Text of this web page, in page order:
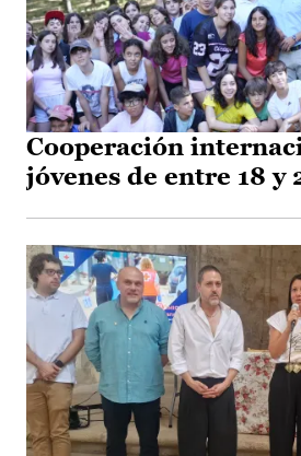
Cooperación
jóvenes de entre 18 y